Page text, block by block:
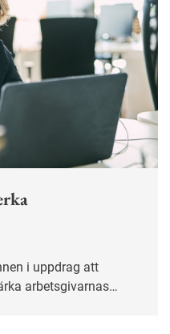
i uppdrag att
arbetsgivarnas